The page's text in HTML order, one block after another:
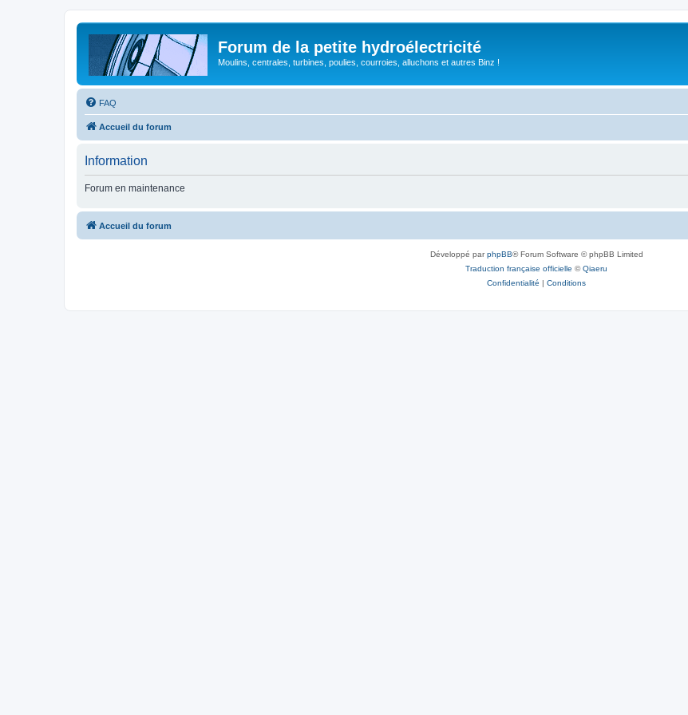
Forum de la petite hydroélectricité
Moulins, centrales, turbines, poulies, courroies, alluchons et autres Binz !
FAQ
Accueil du forum
Information
Forum en maintenance
Accueil du forum
Développé parphpBB® Forum Software © phpBB Limited
Traduction française officielle ©Qiaeru
Confidentialité | Conditions